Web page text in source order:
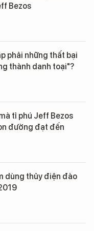
Bezos
phải những thất bại
thành danh toại"?
tỉ phú Jeff Bezos
đường đạt đến
dùng thủy điện đào